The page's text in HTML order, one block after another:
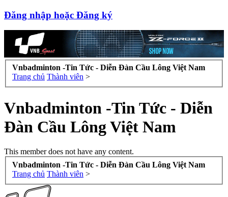
Đăng nhập hoặc Đăng ký
Vnbadminton -Tin Tức - Diễn Đàn Cầu Lông Việt Nam
Trang chủ Thành viên >
Vnbadminton -Tin Tức - Diễn
Đàn Cầu Lông Việt Nam
This member does not have any content.
Vnbadminton -Tin Tức - Diễn Đàn Cầu Lông Việt Nam
Trang chủ Thành viên >